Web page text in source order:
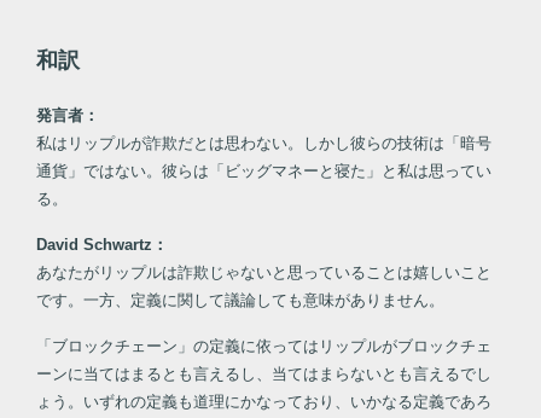
和訳
発言者：
私はリップルが詐欺だとは思わない。しかし彼らの技術は「暗号
通貨」ではない。彼らは「ビッグマネーと寝た」と私は思ってい
る。
David Schwartz：
あなたがリップルは詐欺じゃないと思っていることは嬉しいこと
です。一方、定義に関して議論しても意味がありません。
「ブロックチェーン」の定義に依ってはリップルがブロックチェ
ーンに当てはまるとも言えるし、当てはまらないとも言えるでし
ょう。いずれの定義も道理にかなっており、いかなる定義であろ